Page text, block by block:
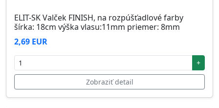
ELIT-SK Valček FINISH, na rozpúšťadlové farby
šírka: 18cm výška vlasu:11mm priemer: 8mm
2,69 EUR
+
Zobraziť detail